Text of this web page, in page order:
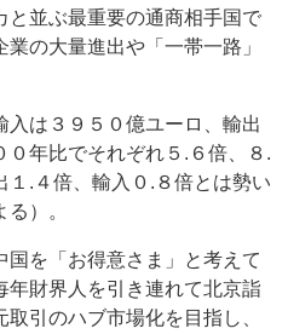
と並ぶ最重要の通商相手国で
の大量進出や「一帯一路」
入は３９５０億ユーロ、輸出
０年比でそれぞれ５.６倍、８.
１.４倍、輸入０.８倍とは勢い
）。
国を「お得意さま」と考えて
年財界人を引き連れて北京詣
引のハブ市場化を目指し、